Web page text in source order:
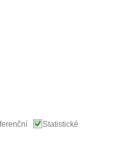
Statistické